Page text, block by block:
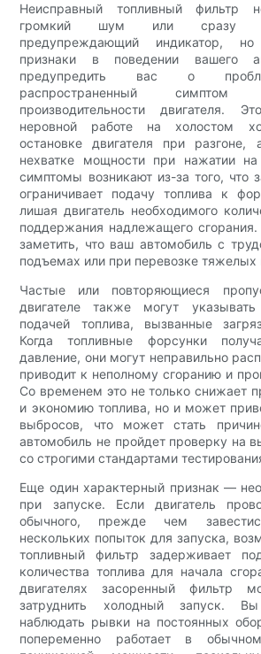
Неисправный топливный фильтр
громкий шум или сразу
предупреждающий индикатор,
признаки в поведении вашего
предупредить вас о
распространенный
производительности двигателя.
неровной работе на холостом
остановке двигателя при
нехватке мощности при нажатии
симптомы возникают из-за того, что
ограничивает подачу топлива к
лишая двигатель необходимого
поддержания надлежащего
заметить, что ваш автомобиль с
подъемах или при перевозке тяжелых
Частые или повторяющиеся
двигателе также могут
подачей топлива, вызванные
Когда топливные форсунки
давление, они могут неправильно
приводит к неполному сгоранию и
Со временем это не только снижает
и экономию топлива, но и может
выбросов, что может стать
автомобиль не пройдет проверку на
со строгими стандартами
Еще один характерный признак —
при запуске. Если двигатель
обычного, прежде чем
нескольких попыток для запуска,
топливный фильтр задерживает
количества топлива для начала
двигателях засоренный фильтр
затруднить холодный запуск.
наблюдать рывки на постоянных
попеременно работает в